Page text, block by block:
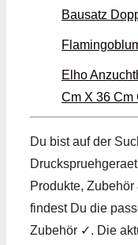
Bausatz
Elho
Cm X 36 Cm
Du bist auf der
Produkte,
findest Du die
Zubehör ✓. Die